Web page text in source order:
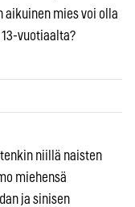
aikuinen mies voi olla
vuotiaalta?
niillä naisten
miehensä
ja sinisen